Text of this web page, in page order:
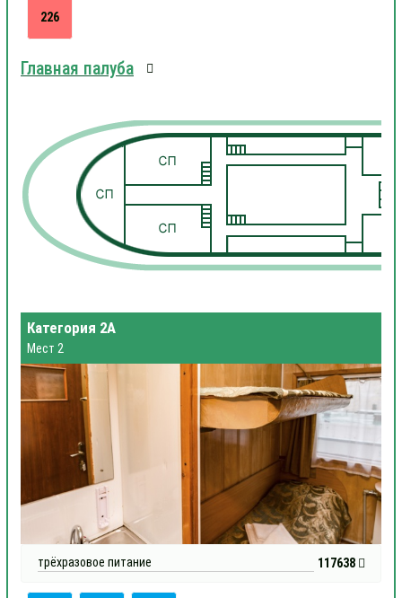
226
Главная палуба
Категория 2А
Мест 2
трёхразовое питание 117638